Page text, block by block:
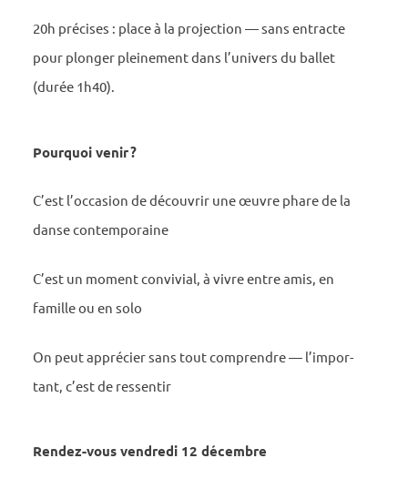
20h précises : place à la projec­tion — sans entracte
pour plon­ger plei­ne­ment dans l’uni­vers du ballet
(durée 1h40).
Pourquoi venir ?
C’est l’oc­ca­sion de décou­vrir une œuvre phare de la
danse contem­po­raine
C’est un moment convi­vial, à vivre entre amis, en
famille ou en solo
On peut appré­cier sans tout comprendre — l’im­por­
tant, c’est de ressen­tir
Rendez-vous vendredi 12 décembre